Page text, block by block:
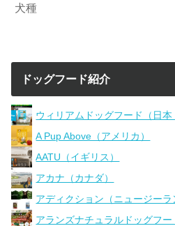
犬種
ドッグフード紹介
ウィリアムドッグフード（日本
A Pup Above（アメリカ）
AATU（イギリス）
アカナ（カナダ）
アディクション（ニュージーラ
アランズナチュラルドッグフー